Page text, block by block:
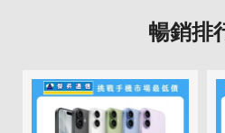
暢銷排